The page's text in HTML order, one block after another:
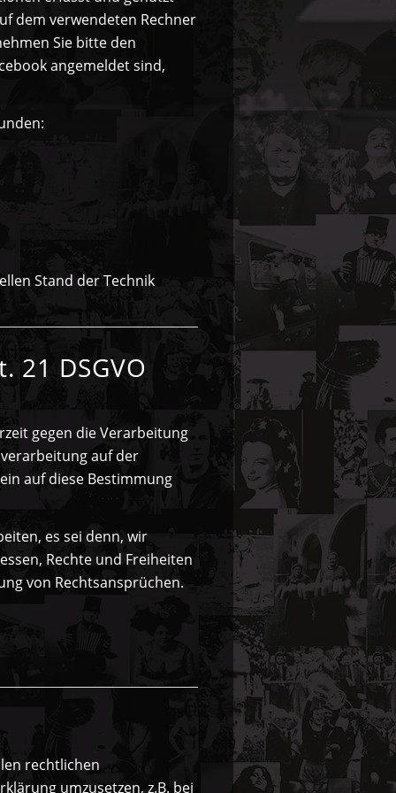
dem verwendeten Rechner
Sie bitte den
angemeldet sind,
Stand der Technik
DSGVO
gegen die Verarbeitung
auf der
auf diese Bestimmung
es sei denn, wir
Rechte und Freiheiten
von Rechtsansprüchen.
rechtlichen
umzusetzen, z.B. bei